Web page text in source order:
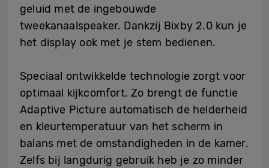
geluid met de ingebouwde
tweekanaalspeaker. Dankzij Bixby 2.0 kun je
het display ook met je stem bedienen.
Speciaal ontwikkelde technologie zorgt voor
optimaal kijkcomfort. Zo brengt de functie
Adaptive Picture automatisch de helderheid
en kleurtemperatuur van het scherm in
balans met de omstandigheden in de kamer.
Zelfs bij langdurig gebruik heb je zo minder